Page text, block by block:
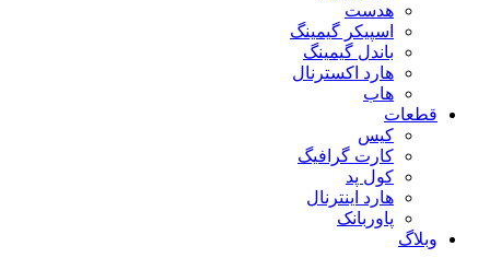
هدست
اسپیکر گیمینگ
باندل گیمینگ
هارد اکسترنال
هاب
قطعات
کیس
کارت گرافیگ
کول پد
هارد اینترنال
پاوربانک
وبلاگ